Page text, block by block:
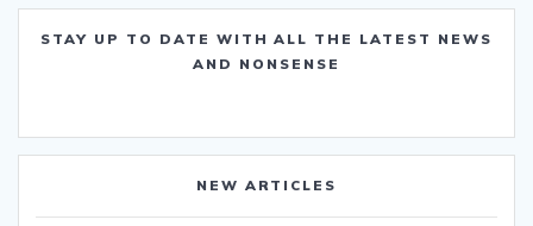
STAY UP TO DATE WITH ALL THE LATEST NEWS
AND NONSENSE
NEW ARTICLES